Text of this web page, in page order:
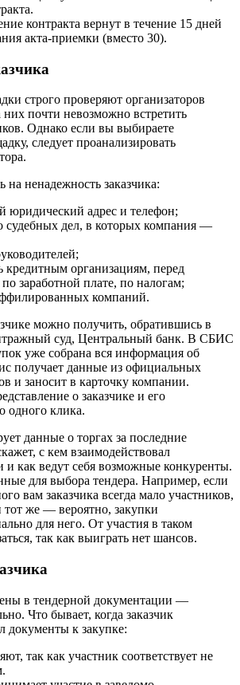
контракта вернут в течение 15 дней
акта-приемки (вместо 30).
строго проверяют организаторов
них почти невозможно встретить
Однако если вы выбираете
следует проанализировать
на ненадежность заказчика:
юридический адрес и телефон;
судебных дел, в которых компания —
кредитным организациям, перед
заработной плате, по налогам;
компаний.
можно получить, обратившись в
суд, Центральный банк. В СБИС
уже собрана вся информация об
получает данные из официальных
и заносит в карточку компании.
о заказчике и его
одного клика.
данные о торгах за последние
с кем взаимодействовал
и как ведут себя возможные конкуренты.
для выбора тендера. Например, если
вам заказчика всегда мало участников,
тот же — вероятно, закупки
для него. От участия в таком
так как выиграть нет шансов.
в тендерной документации —
Что бывает, когда заказчик
документы к закупке:
так как участник соответствует не